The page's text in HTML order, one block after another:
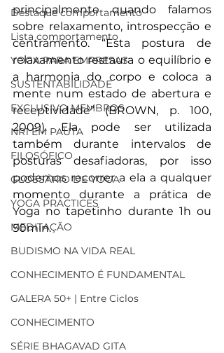
Destaque comportamento
Lista comportamento
YOGA PARA EMPRESAS
SUSTENTABILIDADE
EXCLUSIVO MEMBROS
NR1 EM PAUTA
FILOSÓFICO
GLOSSÁRIO DE YOGA
YOGA PRACTICES
MEDITAÇÃO
BUDISMO NA VIDA REAL
CONHECIMENTO É FUNDAMENTAL
GALERA 50+ | Entre Ciclos
CONHECIMENTO
SÉRIE BHAGAVAD GITA
principalmente quando falamos
sobre relaxamento, introspecção e
centramento. “Esta postura de
relaxamento restaura o equilíbrio e
a harmonia do corpo e coloca a
mente num estado de abertura e
receptividade” (BROWN, p. 100,
2009). Ela pode ser utilizada
também durante intervalos de
posturas desafiadoras, por isso
podemos recorrer a ela a qualquer
momento durante a prática de
Yoga no tapetinho durante 1h ou
50min.